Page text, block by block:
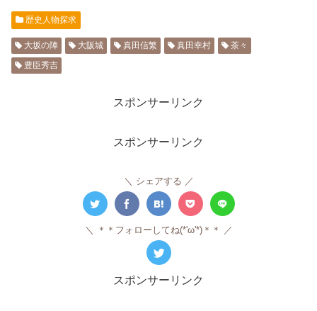
歴史人物探求
大坂の陣 大阪城 真田信繁 真田幸村
茶々
豊臣秀吉
スポンサーリンク
スポンサーリンク
シェアする
＊＊フォローしてね(*'ω'*)＊＊
スポンサーリンク